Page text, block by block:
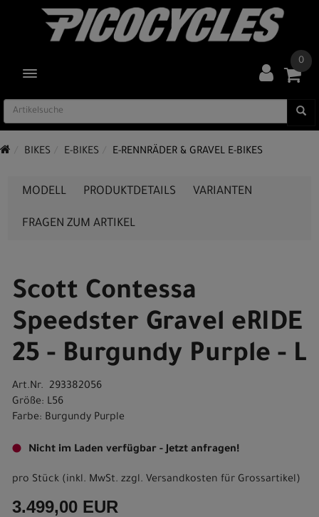
TOGGLE NAVIGATION
0
BIKES E-BIKES E-RENNRÄDER & GRAVEL E-BIKES
MODELL PRODUKTDETAILS VARIANTEN
FRAGEN ZUM ARTIKEL
Scott Contessa
Speedster Gravel eRIDE
25 - Burgundy Purple - L
Art.Nr. 293382056
Größe: L56
Farbe: Burgundy Purple
Nicht im Laden verfügbar - Jetzt anfragen!
pro Stück (inkl. MwSt. zzgl. Versandkosten für Grossartikel)
3.499,00 EUR